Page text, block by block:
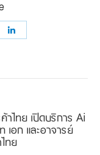
ไทย เปิดบริการ Ai
อก และอาจารย์
ทย